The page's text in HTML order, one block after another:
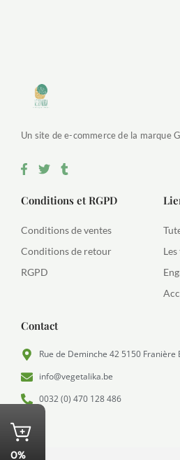
Un site de e-commerce de la marque
F
a
e
o
k
-
f
T
w
t
r
T
u
b
Conditions et RGPD
Conditions de ventes
Conditions de retour
RGPD
Contact
Rue de Deminche 42 5150 Franière
info@vegetalika.be
0032 (0) 470 128 486
0%
Optimized by Seraphinite
Turns on site high speed to be